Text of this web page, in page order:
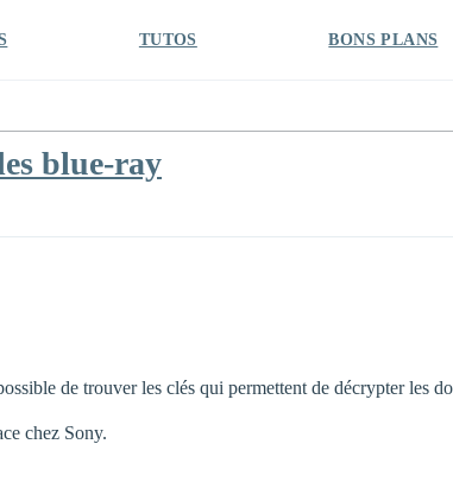
TUTOS BONS PLANS
blue-ray
de trouver les clés qui permettent de décrypter les
chez Sony.